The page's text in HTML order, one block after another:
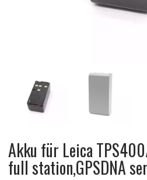
Akku für Leica
full station,GPSDNA